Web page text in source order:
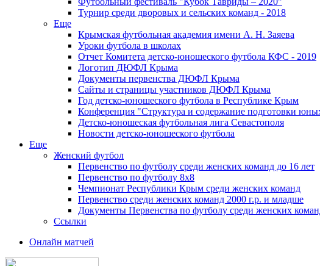
Турнир среди дворовых и сельских команд - 2018
Еще
Крымская футбольная академия имени А. Н. Заяева
Уроки футбола в школах
Отчет Комитета детско-юношеского футбола КФС - 2019
Логотип ДЮФЛ Крыма
Документы первенства ДЮФЛ Крыма
Сайты и страницы участников ДЮФЛ Крыма
Год детско-юношеского футбола в Республике Крым
Конференция "Структура и содержание подготовки
Детско-юношеская футбольная лига Севастополя
Новости детско-юношеского футбола
Еще
Женский футбол
Первенство по футболу среди женских команд до 16 лет
Первенство по футболу 8х8
Чемпионат Республики Крым среди женских команд
Первенство среди женских команд 2000 г.р. и младше
Документы Первенства по футболу среди женских
Ссылки
Онлайн матчей